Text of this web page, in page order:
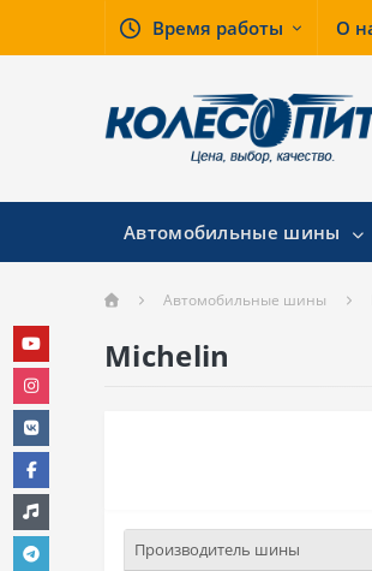
Время работы О
Автомобильные шины
Автомобильные шины
Michelin
Производитель шины